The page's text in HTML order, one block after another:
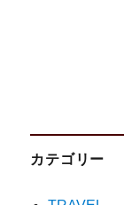
カテゴリー